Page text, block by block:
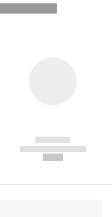
------------
----------- -----------